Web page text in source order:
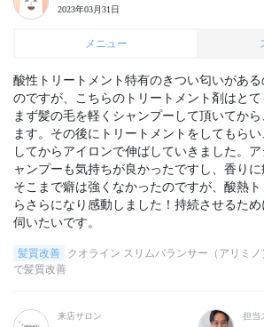
2023年03月31日
メニュー
酸性トリートメント特有のきつい匂いがあ
のですが、こちらのトリートメント剤はとて
まず髪の毛を軽くシャンプーして頂いてか
ます。その後にトリートメントをしてもら
してからアイロンで伸ばしていきました。
ャンプーも気持ちが良かったですし、香り
そこまで癖は強くなかったのですが、酸熱
らさらになり感動しました！持続させるた
伺いたいです。
髪質改善
クオライン スリムバランサー（アリミ
で髪質改善
来店サロン 担当